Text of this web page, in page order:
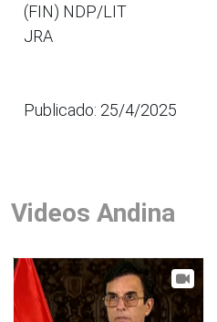
(FIN) NDP/LIT
JRA
Publicado: 25/4/2025
Videos Andina